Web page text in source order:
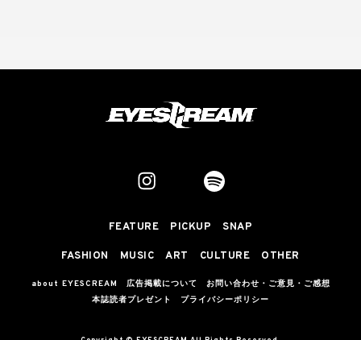
FEATURE PICKUP SNAP
FASHION MUSIC ART CULTURE OTHER
about EYESCREAM 広告掲載について
お問い合わせ・ご意見・ご感想
本誌読者プレゼント
プライバシーポリシー